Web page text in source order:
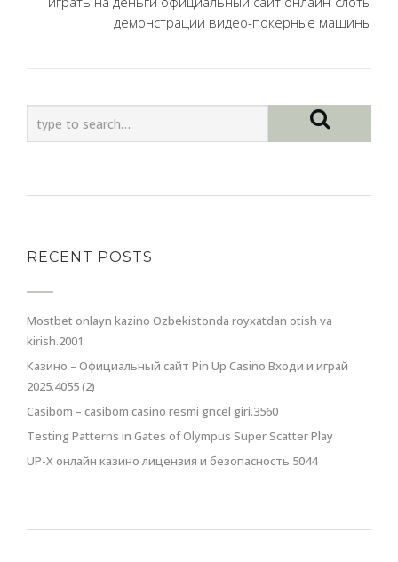
демонстрации видео-покерные машины
RECENT POSTS
Mostbet onlayn kazino Ozbekistonda royxatdan otish va
kirish.2001
Казино – Официальный сайт Pin Up Casino Входи и играй
2025.4055 (2)
Casibom – casibom casino resmi gncel giri.3560
Testing Patterns in Gates of Olympus Super Scatter Play
UP-X онлайн казино лицензия и безопасность.5044